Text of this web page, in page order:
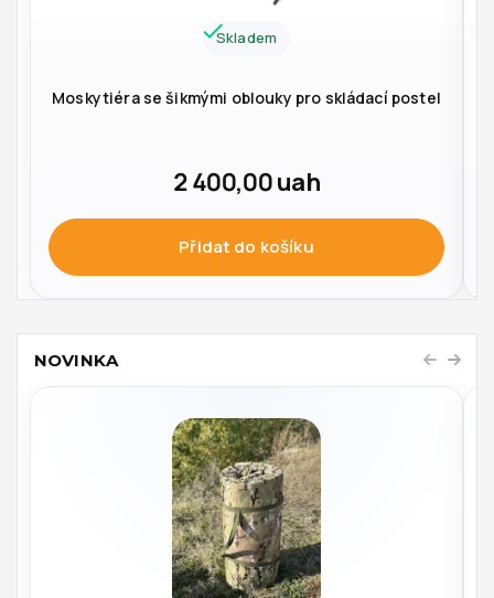
Skladem
Moskytiéra se šikmými oblouky pro skládací postel
2 400,00uah
Přidat do košíku
NOVINKA